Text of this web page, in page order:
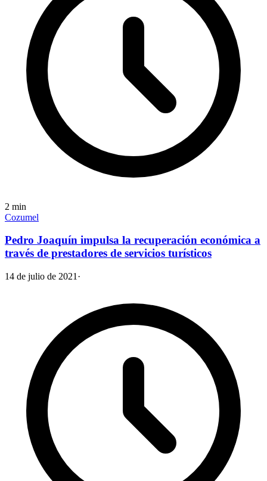
2 min
Cozumel
Pedro Joaquín impulsa la recuperación económica a
través de prestadores de servicios turísticos
14 de julio de 2021 ·